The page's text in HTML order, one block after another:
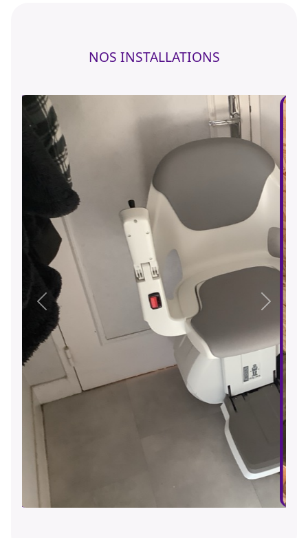
NOS INSTALLATIONS
Précédent Suivant